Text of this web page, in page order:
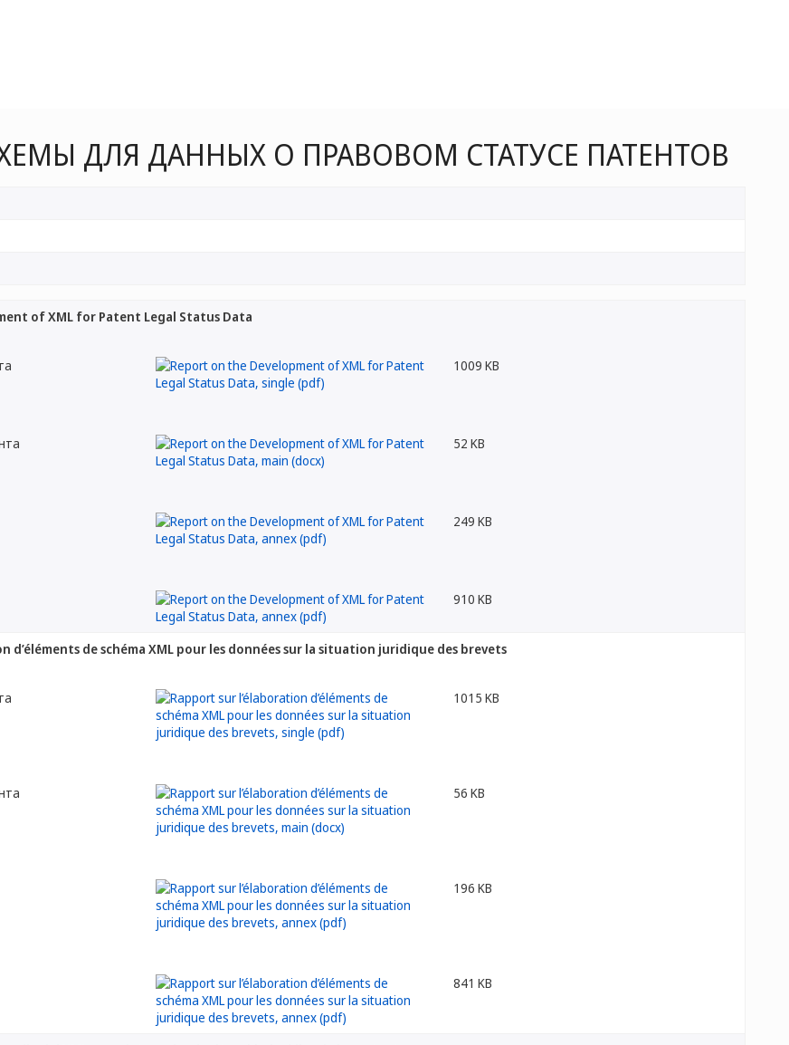
ДЛЯ ДАННЫХ О ПРАВОВОМ СТАТУСЕ ПАТЕНТОВ
of XML for Patent Legal Status Data
1009 KB
52 KB
249 KB
910 KB
d’éléments de schéma XML pour les données sur la situation juridique des brevets
1015 KB
56 KB
196 KB
841 KB